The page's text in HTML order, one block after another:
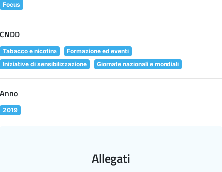
Focus
CNDD
Tabacco e nicotina
Formazione ed eventi
Iniziative di sensibilizzazione
Giornate nazionali e mondiali
Anno
2019
Allegati